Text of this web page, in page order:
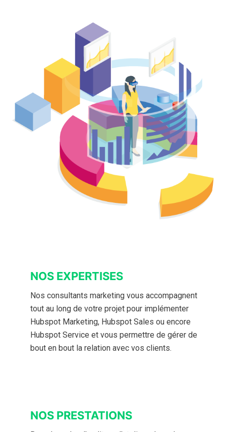
NOS EXPERTISES
Nos consultants marketing vous accompagnent
tout au long de votre projet pour implémenter
Hubspot Marketing, Hubspot Sales ou encore
Hubspot Service et vous permettre de gérer de
bout en bout la relation avec vos clients.
NOS PRESTATIONS